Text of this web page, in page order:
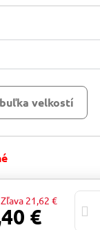
velkostí
Zľava 21,62 €
€